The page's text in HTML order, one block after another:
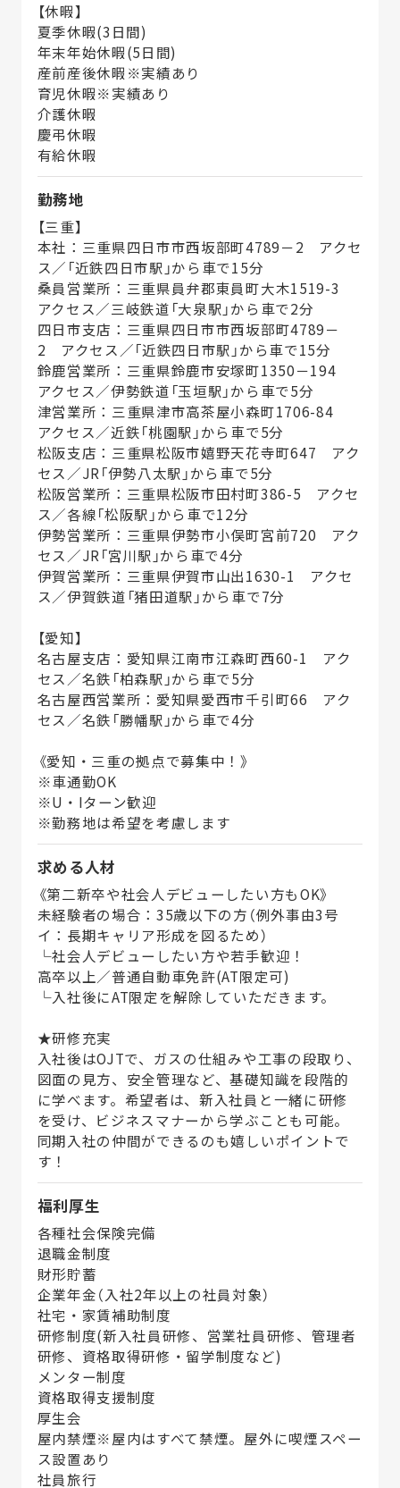
【休暇】
夏季休暇(3日間)
年末年始休暇(5日間)
産前産後休暇※実績あり
育児休暇※実績あり
介護休暇
慶弔休暇
有給休暇
勤務地
【三重】
本社：三重県四日市市西坂部町4789－2 アクセ
ス／「近鉄四日市駅」から車で15分
桑員営業所：三重県員弁郡東員町大木1519-3
アクセス／三岐鉄道「大泉駅」から車で2分
四日市支店：三重県四日市市西坂部町4789－
2 アクセス／「近鉄四日市駅」から車で15分
鈴鹿営業所：三重県鈴鹿市安塚町1350－194
アクセス／伊勢鉄道「玉垣駅」から車で5分
津営業所：三重県津市高茶屋小森町1706-84
アクセス／近鉄「桃園駅」から車で5分
松阪支店：三重県松阪市嬉野天花寺町647 アク
セス／JR「伊勢八太駅」から車で5分
松阪営業所：三重県松阪市田村町386-5 アクセ
ス／各線「松阪駅」から車で12分
伊勢営業所：三重県伊勢市小俣町宮前720 アク
セス／JR「宮川駅」から車で4分
伊賀営業所：三重県伊賀市山出1630-1 アクセ
ス／伊賀鉄道「猪田道駅」から車で7分
【愛知】
名古屋支店：愛知県江南市江森町西60-1 アク
セス／名鉄「柏森駅」から車で5分
名古屋西営業所：愛知県愛西市千引町66 アク
セス／名鉄「勝幡駅」から車で4分
《愛知・三重の拠点で募集中！》
※車通勤OK
※U・Iターン歓迎
※勤務地は希望を考慮します
求める人材
《第二新卒や社会人デビューしたい方もOK》
未経験者の場合：35歳以下の方（例外事由3号
イ：長期キャリア形成を図るため）
└社会人デビューしたい方や若手歓迎！
高卒以上／普通自動車免許(AT限定可)
└入社後にAT限定を解除していただきます。
★研修充実
入社後はOJTで、ガスの仕組みや工事の段取り、
図面の見方、安全管理など、基礎知識を段階的
に学べます。希望者は、新入社員と一緒に研修
を受け、ビジネスマナーから学ぶことも可能。
同期入社の仲間ができるのも嬉しいポイントで
す！
福利厚生
各種社会保険完備
退職金制度
財形貯蓄
企業年金（入社2年以上の社員対象）
社宅・家賃補助制度
研修制度(新入社員研修、営業社員研修、管理者
研修、資格取得研修・留学制度など)
メンター制度
資格取得支援制度
厚生会
屋内禁煙※屋内はすべて禁煙。屋外に喫煙スペー
ス設置あり
社員旅行